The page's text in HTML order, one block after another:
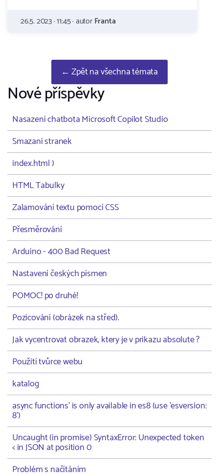
26.5. 2023 · 11:45 · autorFranta
← Zpět na všechna témata
Nové příspěvky
Nasazení chatbota Microsoft Copilot Studio
Smazani stranek
index.html )
HTML Tabulky
Zalamování textu pomocí CSS
Přesměrování
Arduino - 400 Bad Request
Nastavení českých písmen
POMOC! po druhé!
Pozicování (obrázek na střed).
Jak vycentrovat obrazek, ktery je v prikazu absolute ?
Použití tvůrce webu
katalog
async functions' is only available in es8 (use 'esversion:
8')
Uncaught (in promise) SyntaxError: Unexpected token
< in JSON at position 0
Problém s načítáním